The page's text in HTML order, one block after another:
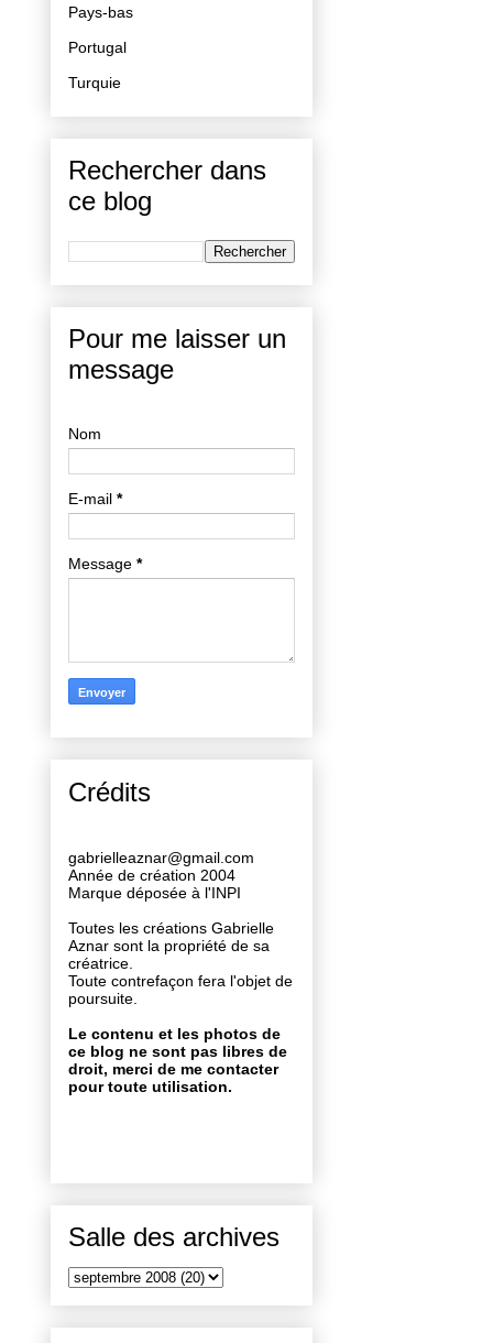
Pays-bas
Portugal
Turquie
Rechercher dans
ce blog
Pour me laisser un
message
Nom
E-mail *
Message *
Crédits
gabrielleaznar@gmail.com
Année de création 2004
Marque déposée à l'INPI
Toutes les créations Gabrielle
Aznar sont la propriété de sa
créatrice.
Toute contrefaçon fera l'objet de
poursuite.
Le contenu et les photos de
ce blog ne sont pas libres de
droit, merci de me contacter
pour toute utilisation.
Salle des archives